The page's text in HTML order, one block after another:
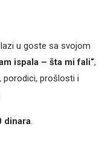
u goste sa svojom
ispala – šta mi fali“,
prošlosti i
dinara.